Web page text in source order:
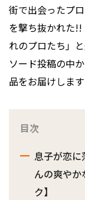
街で出会ったプ
を撃ち抜かれた
れのプロたち」
ソード投稿の中
品をお届けします
目次
息子が恋
んの爽や
ク】